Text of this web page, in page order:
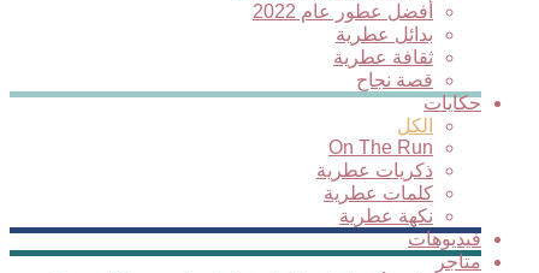
أفضل عطور عام 2022
بدائل عطرية
ثقافة عطرية
قصة نجاح
حكايات
الكل
On The Run
ذكريات عطرية
كلمات عطرية
نكهة عطرية
فيديوهات
متاجر